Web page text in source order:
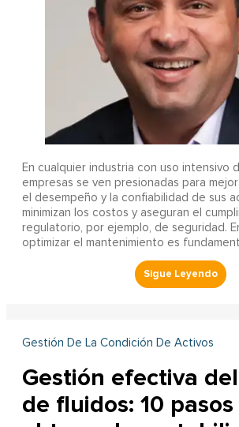
En cualquier industria con uso intensivo
empresas se ven presionadas para
el desempeño y la confiabilidad de sus
minimizan los costos y aseguran el
regulatorio, por ejemplo, de seguridad.
optimizar el mantenimiento es
Gestión De La Condición De Activos
Gestión efectiva
de fluidos: 10